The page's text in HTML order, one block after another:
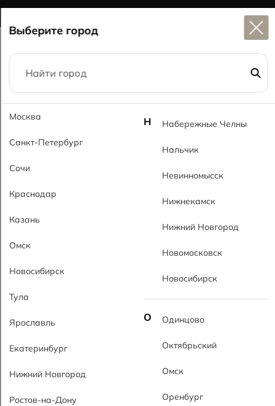
Главная Каталог
60x60
Манилла бежевая MT Manilla Beige MT
Выберите город
Москва
Санкт-Петербург
Сочи
Краснодар
Казань
Омск
Новосибирск
Тула
Ярославль
Екатеринбург
Нижний Новгород
Ростов-на-Дону
Н Набережные Челны
Нальчик
Невинномысск
Нижнекамск
Нижний Новгород
Новомосковск
Новосибирск
О Одинцово
Октябрьский
Омск
Оренбург